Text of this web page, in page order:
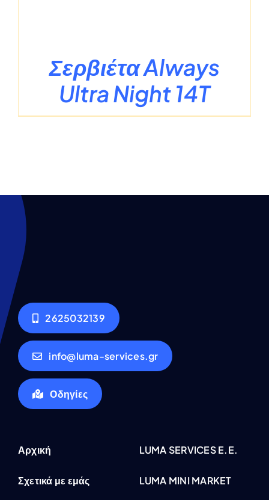
Σερβιέτα Always
Ultra Night 14T
2625032139
info@luma-services.gr
Οδηγίες
Αρχική
Σχετικά με εμάς
LUMA SERVICES E.E.
LUMA MINI MARKET